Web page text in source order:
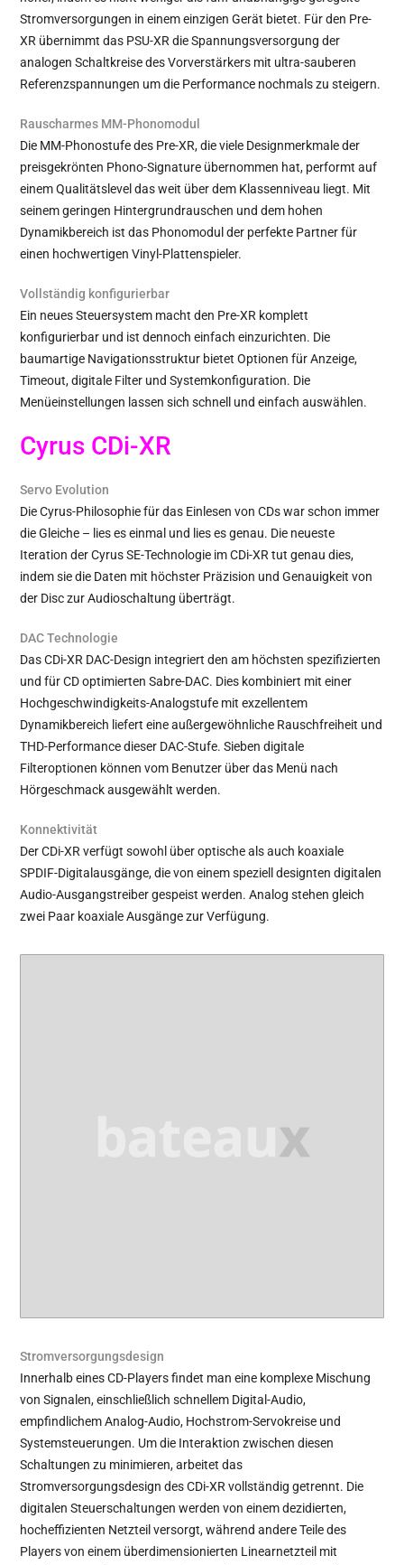
Stromversorgungen in einem einzigen Gerät bietet. Für den Pre-
XR übernimmt das PSU-XR die Spannungsversorgung der
analogen Schaltkreise des Vorverstärkers mit ultra-sauberen
Referenzspannungen um die Performance nochmals zu steigern.
Rauscharmes MM-Phonomodul
Die MM-Phonostufe des Pre-XR, die viele Designmerkmale der
preisgekrönten Phono-Signature übernommen hat, performt auf
einem Qualitätslevel das weit über dem Klassenniveau liegt. Mit
seinem geringen Hintergrundrauschen und dem hohen
Dynamikbereich ist das Phonomodul der perfekte Partner für
einen hochwertigen Vinyl-Plattenspieler.
Vollständig konfigurierbar
Ein neues Steuersystem macht den Pre-XR komplett
konfigurierbar und ist dennoch einfach einzurichten. Die
baumartige Navigationsstruktur bietet Optionen für Anzeige,
Timeout, digitale Filter und Systemkonfiguration. Die
Menüeinstellungen lassen sich schnell und einfach auswählen.
Cyrus CDi-XR
Servo Evolution
Die Cyrus-Philosophie für das Einlesen von CDs war schon immer
die Gleiche – lies es einmal und lies es genau. Die neueste
Iteration der Cyrus SE-Technologie im CDi-XR tut genau dies,
indem sie die Daten mit höchster Präzision und Genauigkeit von
der Disc zur Audioschaltung überträgt.
DAC Technologie
Das CDi-XR DAC-Design integriert den am höchsten spezifizierten
und für CD optimierten Sabre-DAC. Dies kombiniert mit einer
Hochgeschwindigkeits-Analogstufe mit exzellentem
Dynamikbereich liefert eine außergewöhnliche Rauschfreiheit und
THD-Performance dieser DAC-Stufe. Sieben digitale
Filteroptionen können vom Benutzer über das Menü nach
Hörgeschmack ausgewählt werden.
Konnektivität
Der CDi-XR verfügt sowohl über optische als auch koaxiale
SPDIF-Digitalausgänge, die von einem speziell designten digitalen
Audio-Ausgangstreiber gespeist werden. Analog stehen gleich
zwei Paar koaxiale Ausgänge zur Verfügung.
Stromversorgungsdesign
Innerhalb eines CD-Players findet man eine komplexe Mischung
von Signalen, einschließlich schnellem Digital-Audio,
empfindlichem Analog-Audio, Hochstrom-Servokreise und
Systemsteuerungen. Um die Interaktion zwischen diesen
Schaltungen zu minimieren, arbeitet das
Stromversorgungsdesign des CDi-XR vollständig getrennt. Die
digitalen Steuerschaltungen werden von einem dezidierten,
hocheffizienten Netzteil versorgt, während andere Teile des
Players von einem überdimensionierten Linearnetzteil mit